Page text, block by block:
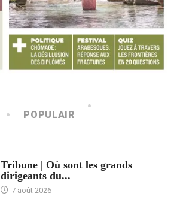
POPULAIR
Tribune | Où sont les grands
dirigeants du...
7 août 2026